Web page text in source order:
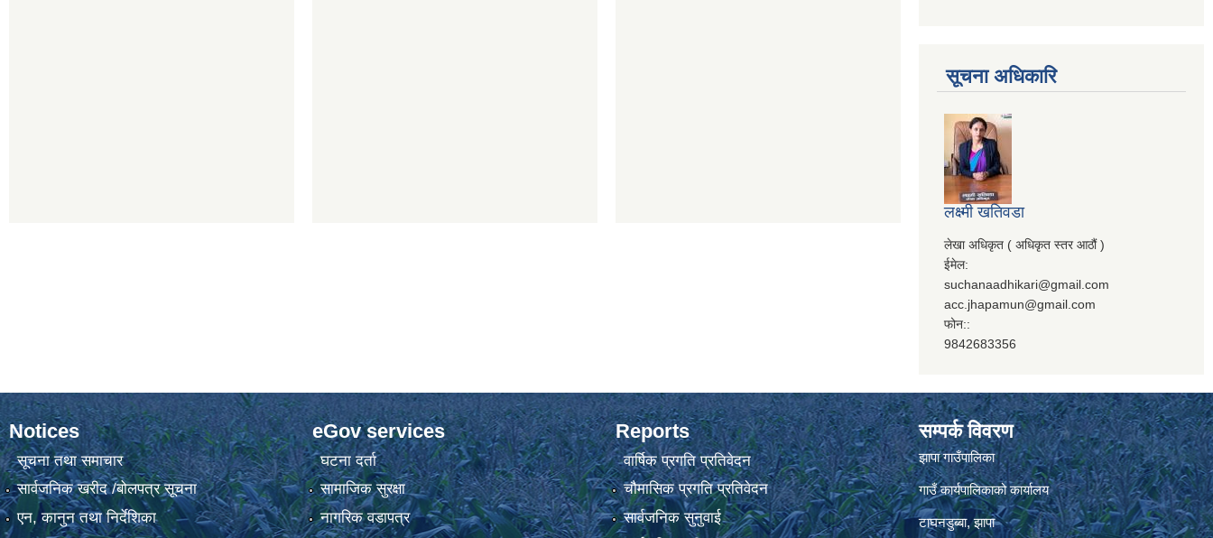
सूचना अधिकारि
लक्ष्मी खतिवडा
लेखा अधिकृत ( अधिकृत स्तर आठौं )
ईमेल:
suchanaadhikari@gmail.com
acc.jhapamun@gmail.com
फोन::
9842683356
Notices
सूचना तथा समाचार
सार्वजनिक खरीद /बोलपत्र सूचना
एन, कानुन तथा निर्देशिका
eGov services
घटना दर्ता
सामाजिक सुरक्षा
नागरिक वडापत्र
Reports
वार्षिक प्रगति प्रतिवेदन
चौमासिक प्रगति प्रतिवेदन
सार्वजनिक सुनुवाई
सम्पर्क विवरण
झापा गाउँपालिका
गाउँ कार्यपालिकाको कार्यालय
टाघनडुब्बा, झापा